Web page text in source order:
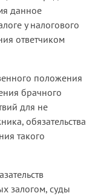
данное
у налогового
ответчиком
положения
брачного
для не
обязательства
такого
залогом, суды